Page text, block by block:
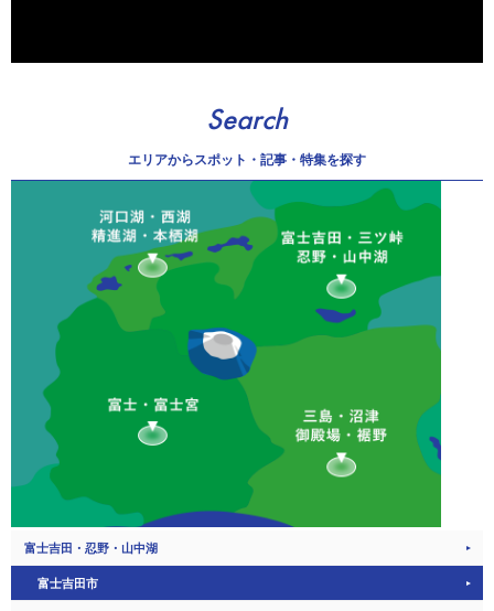
Search
エリアからスポット・記事・特集を探す
富士吉田・忍野・山中湖
富士吉田市